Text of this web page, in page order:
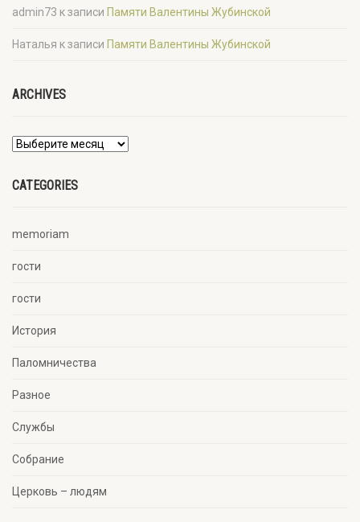
admin73 к записи Памяти Валентины Жубинской
Наталья к записи Памяти Валентины Жубинской
ARCHIVES
CATEGORIES
memoriam
гости
гости
История
Паломничества
Разное
Службы
Собрание
Церковь – людям